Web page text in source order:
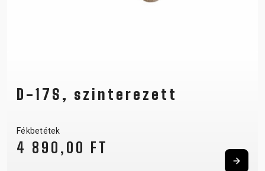
D-17S, szinterezett
Fékbetétek
4 890,00 FT